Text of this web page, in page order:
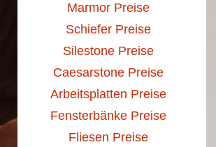
Marmor Preise
Schiefer Preise
Silestone Preise
Caesarstone Preise
Arbeitsplatten Preise
Fensterbänke Preise
Fliesen Preise